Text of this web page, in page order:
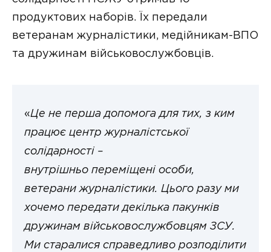
продуктових наборів. Їх передали
ветеранам журналістики, медійникам-ВПО
та дружинам військовослужбовців.
«Це не перша допомога для тих, з ким
працює центр журналістської
солідарності –
внутрішньо переміщені особи,
ветерани журналістики. Цього разу ми
хочемо передати декілька пакунків
дружинам військовослужбовцям ЗСУ.
Ми старалися справедливо розподілити